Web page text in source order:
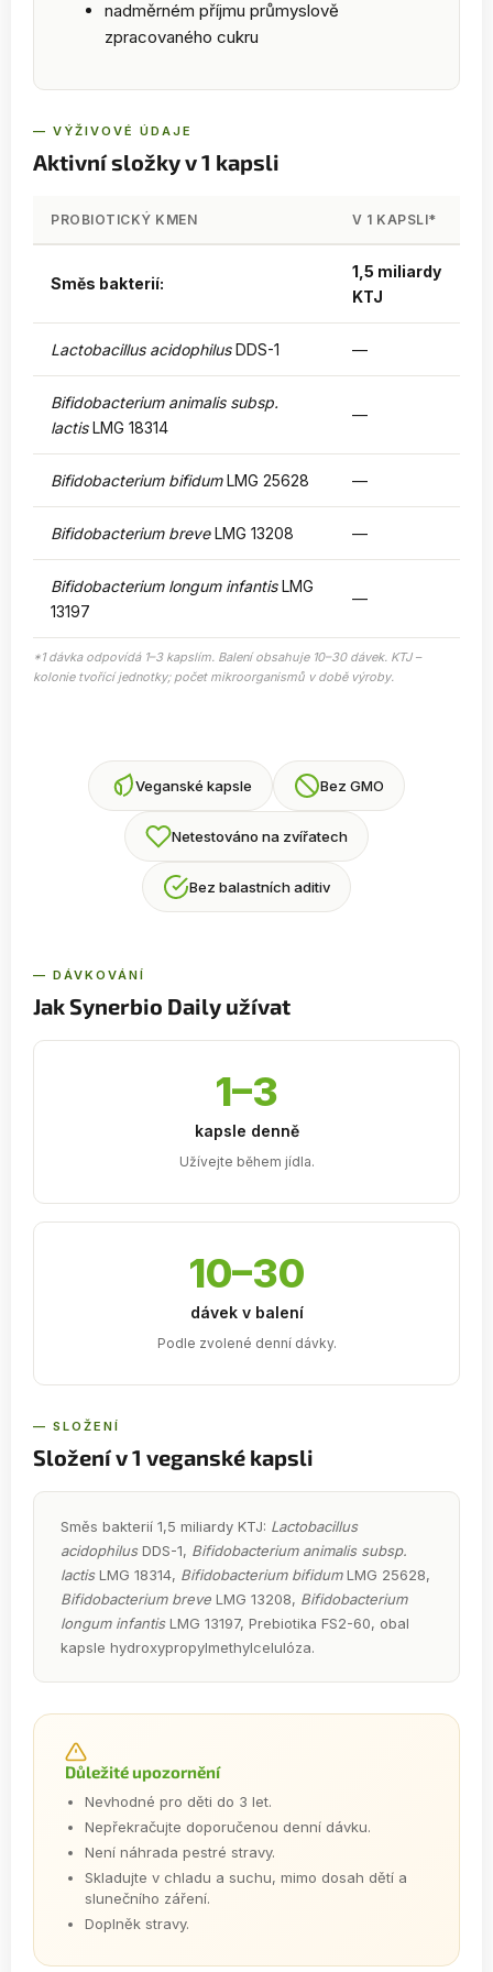
nadměrném příjmu průmyslově
zpracovaného cukru
— VÝŽIVOVÉ ÚDAJE
Aktivní složky v 1 kapsli
PROBIOTICKÝ KMEN V 1 KAPSLI*
Směs bakterií:
1,5 miliardy
KTJ
Lactobacillus acidophilusDDS-1 —
Bifidobacterium animalis subsp.
lactisLMG 18314
—
Bifidobacterium bifidumLMG 25628 —
Bifidobacterium breveLMG 13208 —
Bifidobacterium longum infantisLMG
13197
—
*1 dávka odpovídá 1–3 kapslím. Balení obsahuje 10–30 dávek. KTJ –
kolonie tvořící jednotky; počet mikroorganismů v době výroby.
Veganské kapsle Bez GMO
Netestováno na zvířatech
Bez balastních aditiv
— DÁVKOVÁNÍ
Jak Synerbio Daily užívat
1–3
kapsle denně
Užívejte během jídla.
10–30
dávek v balení
Podle zvolené denní dávky.
— SLOŽENÍ
Složení v 1 veganské kapsli
Směs bakterií 1,5 miliardy KTJ: Lactobacillus
acidophilusDDS-1, Bifidobacterium animalis subsp.
lactisLMG 18314, Bifidobacterium bifidumLMG 25628,
Bifidobacterium breve LMG 13208, Bifidobacterium
longum infantisLMG 13197, Prebiotika FS2-60, obal
kapsle hydroxypropylmethylcelulóza.
Důležité upozornění
Nevhodné pro děti do 3 let.
Nepřekračujte doporučenou denní dávku.
Není náhrada pestré stravy.
Skladujte v chladu a suchu, mimo dosah dětí a
slunečního záření.
Doplněk stravy.